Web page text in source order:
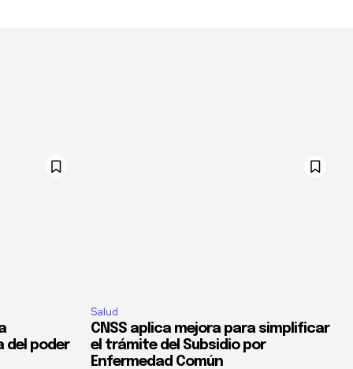
del poder
Salud
CNSS aplica mejora para simplificar
el trámite del Subsidio por
Enfermedad Común